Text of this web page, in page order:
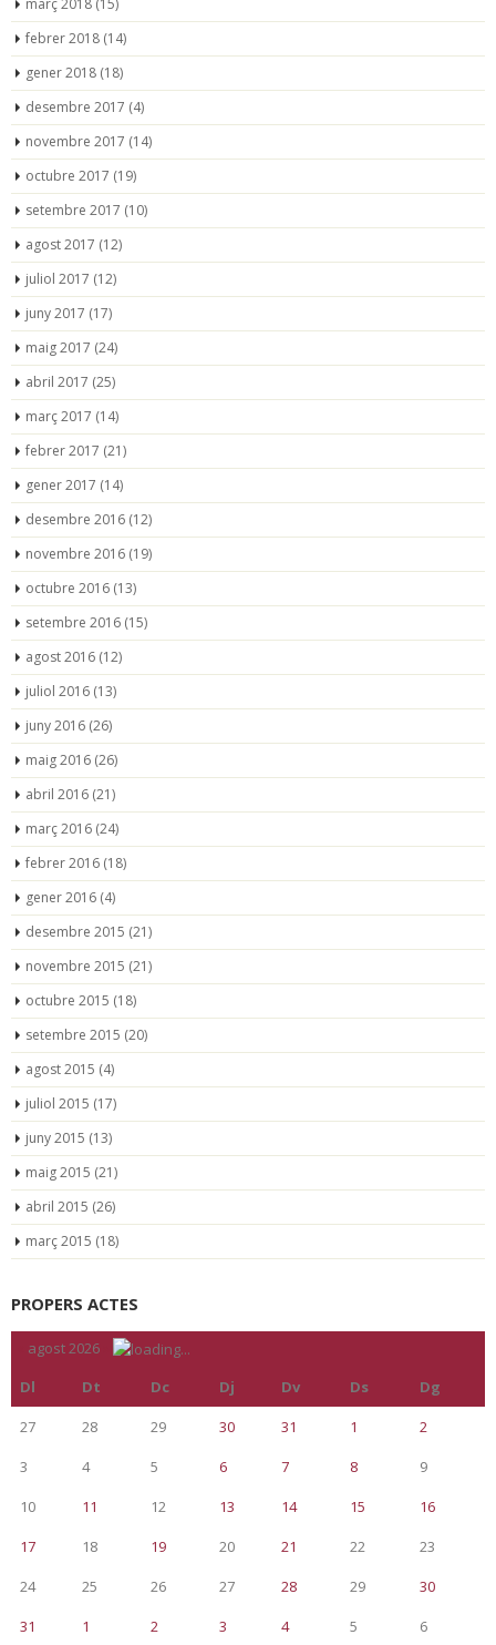
febrer 2018 (14)
gener 2018 (18)
desembre 2017 (4)
novembre 2017 (14)
octubre 2017 (19)
setembre 2017 (10)
agost 2017 (12)
juliol 2017 (12)
juny 2017 (17)
maig 2017 (24)
abril 2017 (25)
març 2017 (14)
febrer 2017 (21)
gener 2017 (14)
desembre 2016 (12)
novembre 2016 (19)
octubre 2016 (13)
setembre 2016 (15)
agost 2016 (12)
juliol 2016 (13)
juny 2016 (26)
maig 2016 (26)
abril 2016 (21)
març 2016 (24)
febrer 2016 (18)
gener 2016 (4)
desembre 2015 (21)
novembre 2015 (21)
octubre 2015 (18)
setembre 2015 (20)
agost 2015 (4)
juliol 2015 (17)
juny 2015 (13)
maig 2015 (21)
abril 2015 (26)
març 2015 (18)
PROPERS ACTES
agost 2026
Dl
Dt Dc Dj Dv Ds
Dg
27
28 29 30 31 1
2
3
4 5 6 7 8
9
10
11 12 13 14 15
16
17
18 19 20 21 22
23
24
25 26 27 28 29
30
31
1 2 3 4 5
6